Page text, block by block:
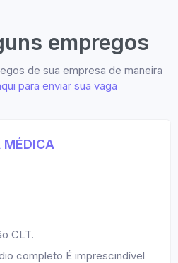
empregos
de sua empresa de maneira
para enviar sua vaga
MÉDICA
CLT.
completo É imprescindível